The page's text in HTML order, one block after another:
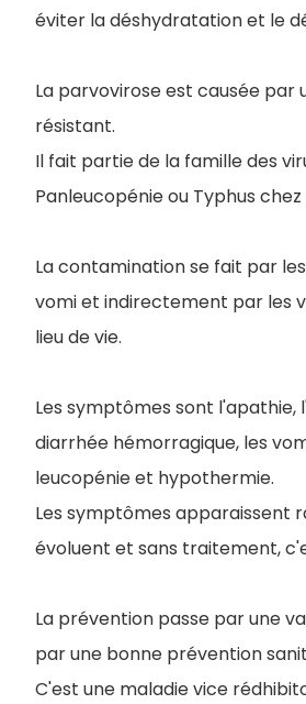
éviter la déshydratation et le
La parvovirose est causée par
résistant.
Il fait partie de la famille des
Panleucopénie ou Typhus
La contamination se fait par
vomi et indirectement par les
lieu de vie.
Les symptômes sont l'apathie,
diarrhée hémorragique, les
leucopénie et hypothermie.
Les symptômes apparaissent
évoluent et sans traitement,
La prévention passe par une
par une bonne prévention
C'est une maladie vice